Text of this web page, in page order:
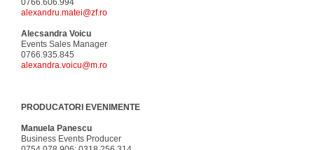
0766.606.994
alexandru.matei@zf.ro
Alecsandra Voicu
Events Sales Manager
0766.935.845
alexandra.voicu@m.ro
PRODUCATORI EVENIMENTE
Manuela Panescu
Business Events Producer